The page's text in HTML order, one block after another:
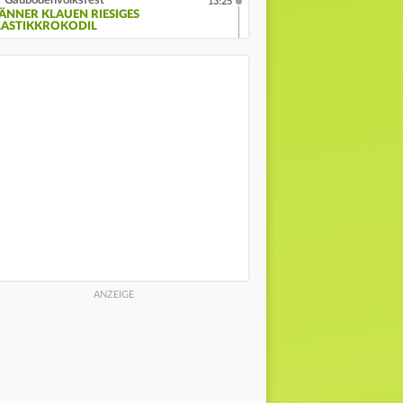
KLAUEN RIESIGES